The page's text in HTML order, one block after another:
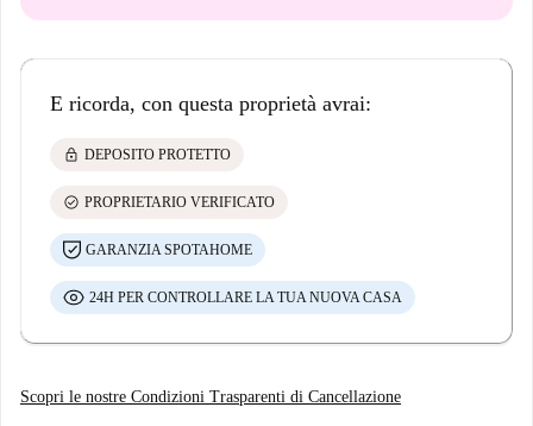
E ricorda, con questa proprietà avrai:
lock DEPOSITO PROTETTO
check_circle PROPRIETARIO VERIFICATO
GARANZIA SPOTAHOME
24H PER CONTROLLARE LA TUA NUOVA CASA
Scopri le nostre Condizioni Trasparenti di Cancellazione